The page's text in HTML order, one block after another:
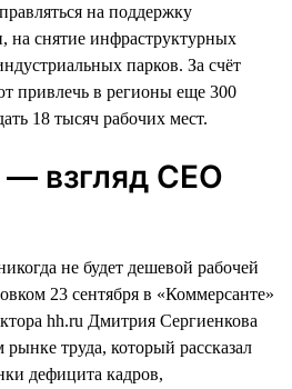
на поддержку
на снятие инфраструктурных
парков. За счёт
привлечь в регионы еще 300
18 тысяч рабочих мест.
— взгляд СЕО
не будет дешевой рабочей
23 сентября в «Коммерсанте»
hh.ru Дмитрия Сергиенкова
труда, который рассказал
дефицита кадров,